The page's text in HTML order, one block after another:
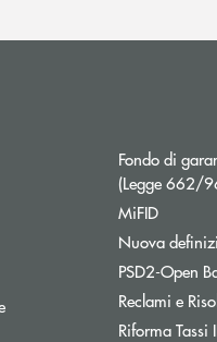
Apre una nuova finestra
Fondo di
(Legge 662/
MiFID
Nuova
PSD2-Open
Reclami e
Riforma Tassi